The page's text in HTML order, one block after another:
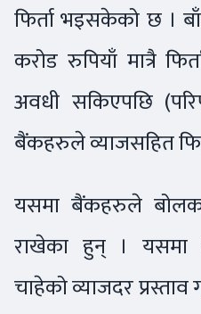
फिर्ता भइसकेको छ ।
करोड रुपियाँ मात्रै
अवधी सकिएपछि
बैंकहरुले व्याजसहित
यसमा बैंकहरुले
राखेका हुन् ।
चाहेको व्याजदर प्रस्ताव